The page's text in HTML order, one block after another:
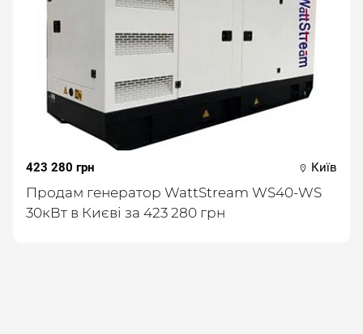
423 280 грн Київ
Продам генератор WattStream WS40-WS
30кВт в Києві за 423 280 грн